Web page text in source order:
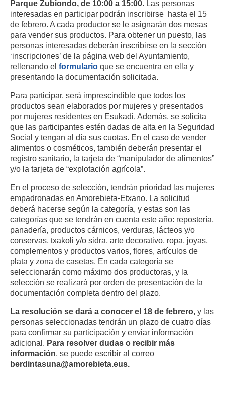
Parque Zubiondo, de 10:00 a 15:00.
Las personas
interesadas en participar podrán inscribirse hasta el 15
de febrero. A cada productor se le asignarán dos mesas
para vender sus productos. Para obtener un puesto, las
personas interesadas deberán inscribirse en la sección
‘inscripciones’ de la página web del Ayuntamiento,
rellenando el formulario que se encuentra en ella y
presentando la documentación solicitada.
Para participar, será imprescindible que todos los
productos sean elaborados por mujeres y presentados
por mujeres residentes en Esukadi. Además, se solicita
que las participantes estén dadas de alta en la Seguridad
Social y tengan al día sus cuotas. En el caso de vender
alimentos o cosméticos, también deberán presentar el
registro sanitario, la tarjeta de “manipulador de alimentos”
y/o la tarjeta de “explotación agrícola”.
En el proceso de selección, tendrán prioridad las mujeres
empadronadas en Amorebieta-Etxano. La solicitud
deberá hacerse según la categoría, y estas son las
categorías que se tendrán en cuenta este año: repostería,
panadería, productos cárnicos, verduras, lácteos y/o
conservas, txakoli y/o sidra, arte decorativo, ropa, joyas,
complementos y productos varios, flores, artículos de
plata y zona de casetas. En cada categoría se
seleccionarán como máximo dos productoras, y la
selección se realizará por orden de presentación de la
documentación completa dentro del plazo.
La resolución se dará a conocer el 18 de febrero, y las
personas seleccionadas tendrán un plazo de cuatro días
para confirmar su participación y enviar información
adicional. Para resolver dudas o recibir más
información, se puede escribir al correo
berdintasuna@amorebieta.eus.